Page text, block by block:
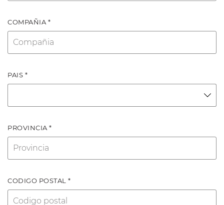
COMPAÑIA *
PAIS *
PROVINCIA *
CODIGO POSTAL *